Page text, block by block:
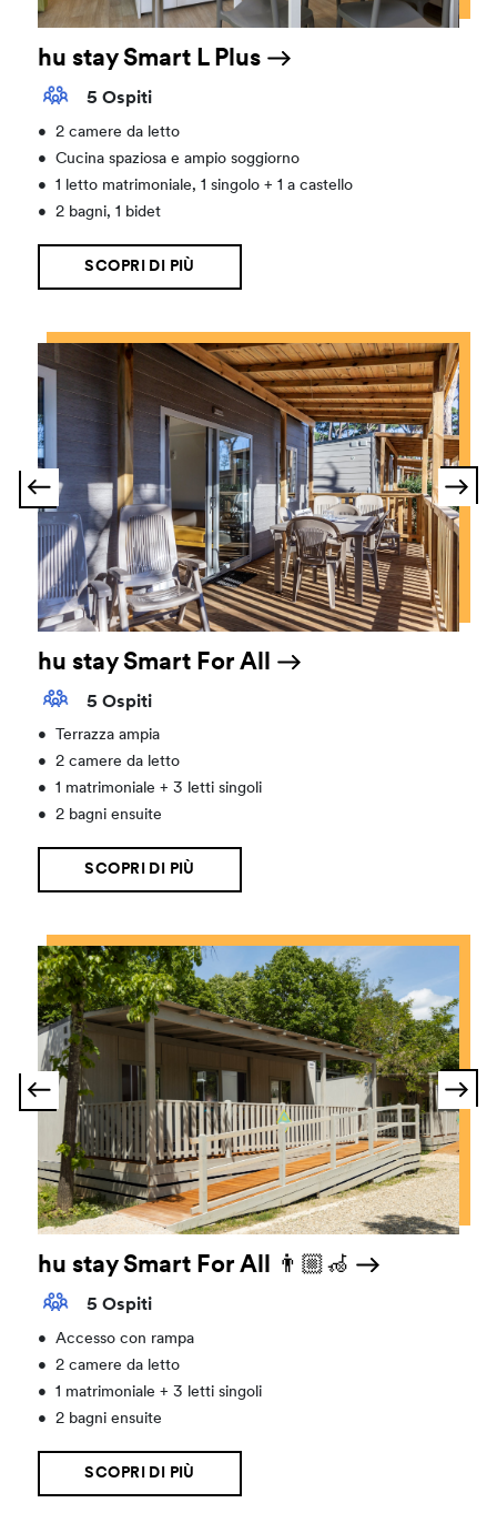
hu stay Smart L Plus
5 Ospiti
•
2 camere da letto
•
Cucina spaziosa e ampio soggiorno
•
1 letto matrimoniale, 1 singolo + 1 a castello
•
2 bagni, 1 bidet
SCOPRI DI PIÙ
hu stay Smart For All
5 Ospiti
•
Terrazza ampia
•
2 camere da letto
•
1 matrimoniale + 3 letti singoli
•
2 bagni ensuite
SCOPRI DI PIÙ
hu stay Smart For All 👨🏼‍🦽
5 Ospiti
•
Accesso con rampa
•
2 camere da letto
•
1 matrimoniale + 3 letti singoli
•
2 bagni ensuite
SCOPRI DI PIÙ